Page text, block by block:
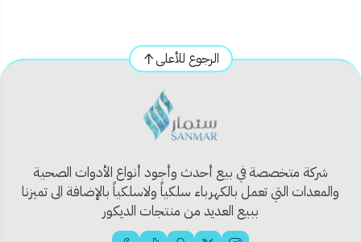
🔌 يعمل بالكهرباء – إضاءة مستقرة وقوية
🌀 خامة مرنة وسهلة التركيب والتشكيل
☔ مقاوم للعوامل الخارجية – مناسب للداخل والخارج
دليل استخدام
🏡 الاستخدام المثالي:
الرجوع للأعلى
شركة متخصصة في بيع أحدث وأجود أنواع الأدوات الصحية
والمعدات التي تعمل بالكهرباء سلكياً ولاسلكياً بالإضافة الى تميزنا
ببيع العديد من منتجات الديكور